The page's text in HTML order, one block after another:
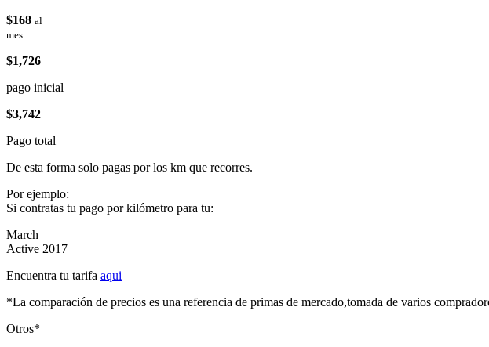
$168 al
mes
$1,726
pago inicial
$3,742
Pago total
De esta forma solo pagas por los km que recorres.
Por ejemplo:
Si contratas tu pago por kilómetro para tu:
March
Active 2017
Encuentra tu tarifa aqui
*La comparación de precios es una referencia de primas de mercado,tomada de varios
Otros*